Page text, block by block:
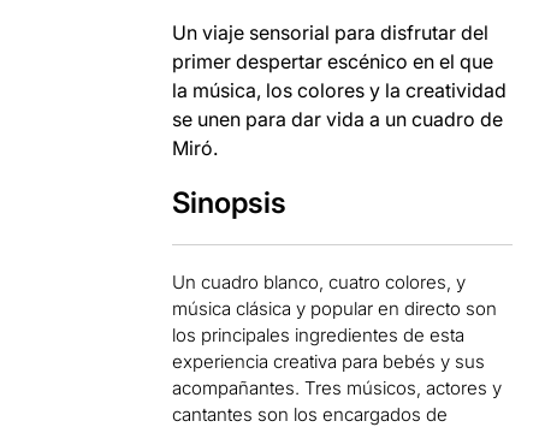
Un viaje sensorial para disfrutar del
primer despertar escénico en el que
la música, los colores y la creatividad
se unen para dar vida a un cuadro de
Miró.
Sinopsis
Un cuadro blanco, cuatro colores, y
música clásica y popular en directo son
los principales ingredientes de esta
experiencia creativa para bebés y sus
acompañantes. Tres músicos, actores y
cantantes son los encargados de